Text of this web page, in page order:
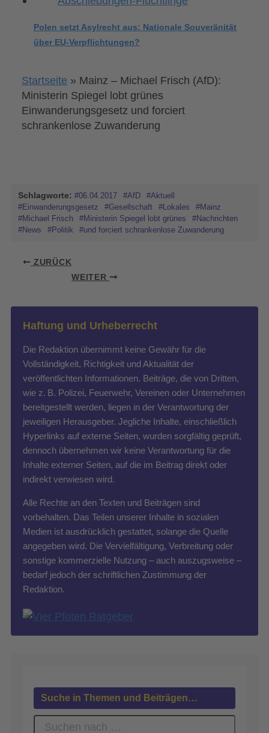
Polen setzt Asylrecht aus: Nationale Souveränität
über EU-Verpflichtungen?
Startseite » Mainz – Michael Frisch (AfD):
Ministerin Spiegel lobt grünes
Einwanderungsgesetz und forciert
schrankenlose Zuwanderung
Schlagworte: #06.04.2017 #AfD
#Aktuell
#Einwanderungsgesetz
#Gesellschaft #Lokales
#Mainz
#Michael Frisch
#Ministerin Spiegel lobt grünes
#Nachrichten
#News
#Politik #und forciert schrankenlose Zuwanderung
ZURÜCK
WEITER
Haftung und Urheberrecht
Die Redaktion übernimmt keine Gewähr für die
Vollständigkeit, Richtigkeit und Aktualität der
veröffentlichten Informationen. Beiträge, die von Dritten,
wie z. B. Polizei, Feuerwehr, Vereinen oder Unternehmen
bereitgestellt werden, liegen in der Verantwortung der
jeweiligen Herausgeber. Jegliche Inhalte, einschließlich
Hyperlinks auf externe Seiten, wurden sorgfältig geprüft,
dennoch übernehmen wir keine Verantwortung für die
Inhalte externer Seiten, auf die im Beitrag direkt oder
indirekt verwiesen wird.
Alle Rechte an den Texten und Beiträgen sind
vorbehalten. Das Teilen unserer Inhalte in sozialen
Medien ist ausdrücklich gestattet, solange die Quelle
angegeben wird. Die Vervielfältigung, Verbreitung oder
sonstige kommerzielle Nutzung – auch auszugsweise –
bedarf jedoch der schriftlichen Zustimmung der
Redaktion.
Suche in Themen und Beiträgen…